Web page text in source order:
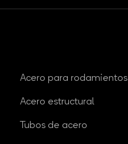
Acero para rodamientos
Acero estructural
Tubos de acero